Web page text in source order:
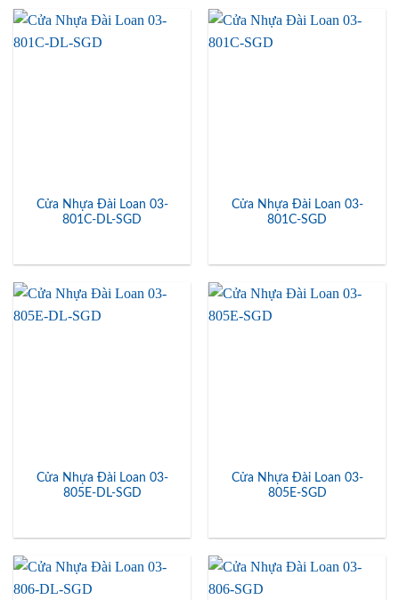
Cửa Nhựa Đài Loan 03-
801C-DL-SGD
Cửa Nhựa Đài Loan 03-
801C-SGD
Cửa Nhựa Đài Loan 03-
805E-DL-SGD
Cửa Nhựa Đài Loan 03-
805E-SGD